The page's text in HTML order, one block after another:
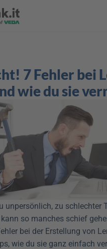
7 Fehler bei
wie du sie
unpersönlich, zu schlechter
so manches schief
bei der Erstellung von
wie du sie ganz einfach